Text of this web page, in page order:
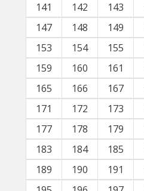
141
142 143
147
148 149
153
154 155
159
160 161
165
166 167
171
172 173
177
178 179
183
184 185
189
190 191